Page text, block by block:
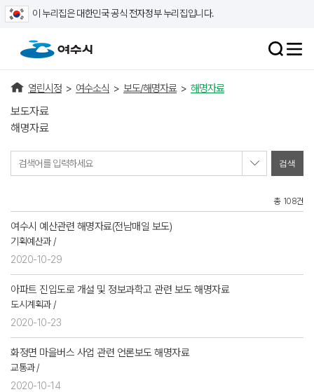
이 누리집은 대한민국 공식 전자정부 누리집입니다.
열린시정 > 여수소식 > 보도/해명자료 > 해명자료
보도자료
해명자료
검색어를 입력하세요
총 108건
여수시 예산관련 해명자료(전남매일 보도)
기획예산과 /
2020-10-29
아파트 진입도로 개설 및 정보과학고 관련 보도 해명자료
도시계획과 /
2020-10-23
화정면 마을버스 사업 관련 언론보도 해명자료
교통과 /
2020-10-14